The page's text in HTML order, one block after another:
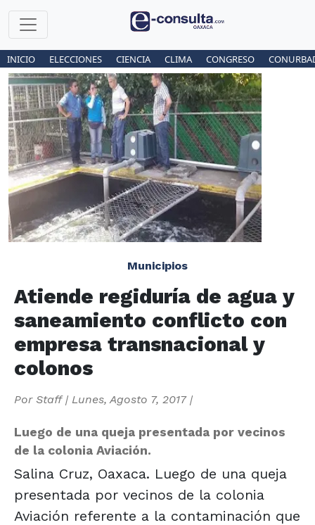
INICIO ELECCIONES CIENCIA CLIMA CONGRESO
Municipios
Atiende regiduría de agua y
saneamiento conflicto con
empresa transnacional y
colonos
Por Staff| Lunes, Agosto 7, 2017|
Luego de una queja presentada por vecinos
de la colonia Aviación.
Salina Cruz, Oaxaca. Luego de una queja
presentada por vecinos de la colonia
Aviación referente a la contaminación que